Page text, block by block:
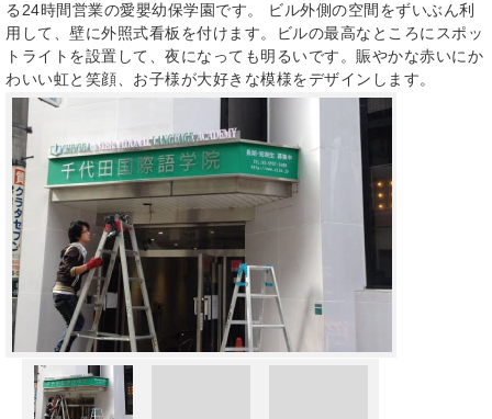
る24時間営業の愛嬰幼保学園です。 ビル外側の空間をずいぶん利
用して、壁に外照式看板を付けます。ビルの最高なところにスポッ
トライトを設置して、夜になっても明るいです。賑やかな赤いにか
わいい虹と笑顔、お子様が大好きな模様をデザインします。